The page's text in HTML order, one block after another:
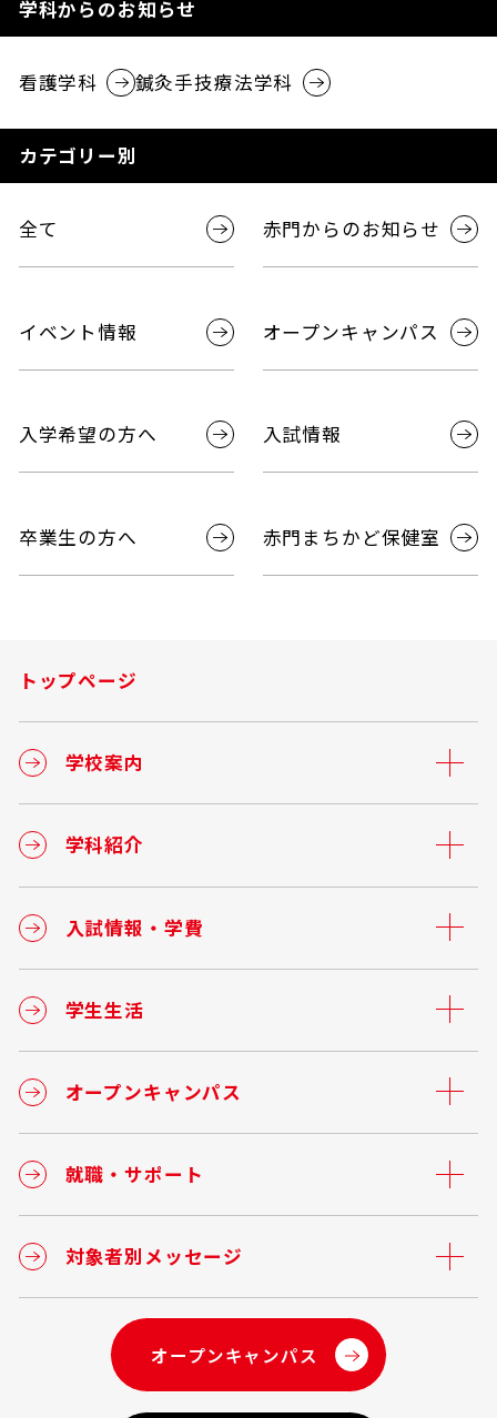
学科からのお知らせ
看護学科 鍼灸手技療法学科
カテゴリー別
全て 赤門からのお知らせ
イベント情報 オープンキャンパス
入学希望の方へ 入試情報
卒業生の方へ 赤門まちかど保健室
トップページ
学校案内
学科紹介
入試情報・学費
学生生活
オープンキャンパス
就職・サポート
対象者別メッセージ
オープンキャンパス